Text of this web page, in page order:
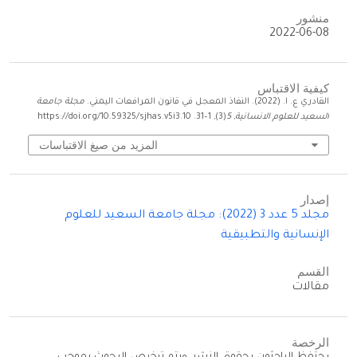
منشور
2022-06-08
كيفية الاقتباس
القادري ع. ا. (2022). النفاذ المعجل في قانون المرافعات اليمني.
مجلة جامعة
السعيد للعلوم الانسانية,
5
(3), 1–31. https://doi.org/10.59325/sjhas.v5i3.10
المزيد من صيغ الاقتباسات
إصدار
مجلد 5 عدد 3 (2022): مجلة جامعة السعيد للعلوم
الإنسانية والتطبيقية
القسم
مقالات
الرخصة